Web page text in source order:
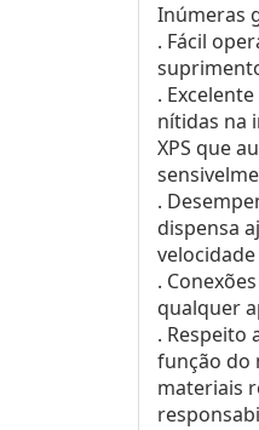
Inúmeras
. Fácil
.
nítidas na
XPS que
.
dispensa
.
qualquer
. Respeito
função do
materiais